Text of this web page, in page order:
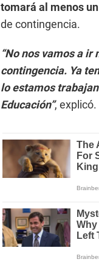
tomará al menos
de contingencia.
“No nos vamos a
contingencia. Ya
lo estamos
Educación”, explicó.